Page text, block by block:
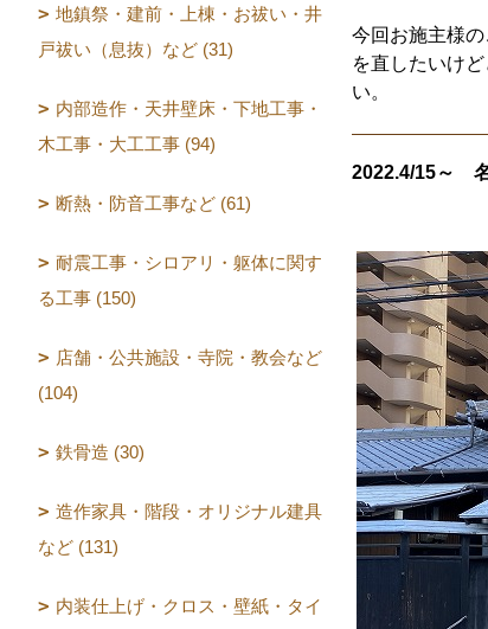
今回お施主様
を直したいけ
い。
2022.4/15～ 名
地鎮祭・建前・上棟・お祓い・井
戸祓い（息抜）など (31)
内部造作・天井壁床・下地工事・
木工事・大工工事 (94)
断熱・防音工事など (61)
耐震工事・シロアリ・躯体に関す
る工事 (150)
店舗・公共施設・寺院・教会など
(104)
鉄骨造 (30)
造作家具・階段・オリジナル建具
など (131)
内装仕上げ・クロス・壁紙・タイ